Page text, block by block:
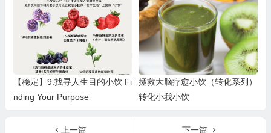
【稳定】9.找寻人生目的小饮 Fi
nding Your Purpose
拯救大脑疗愈小饮（转化系列）
转化小我小饮
上一篇
下一篇